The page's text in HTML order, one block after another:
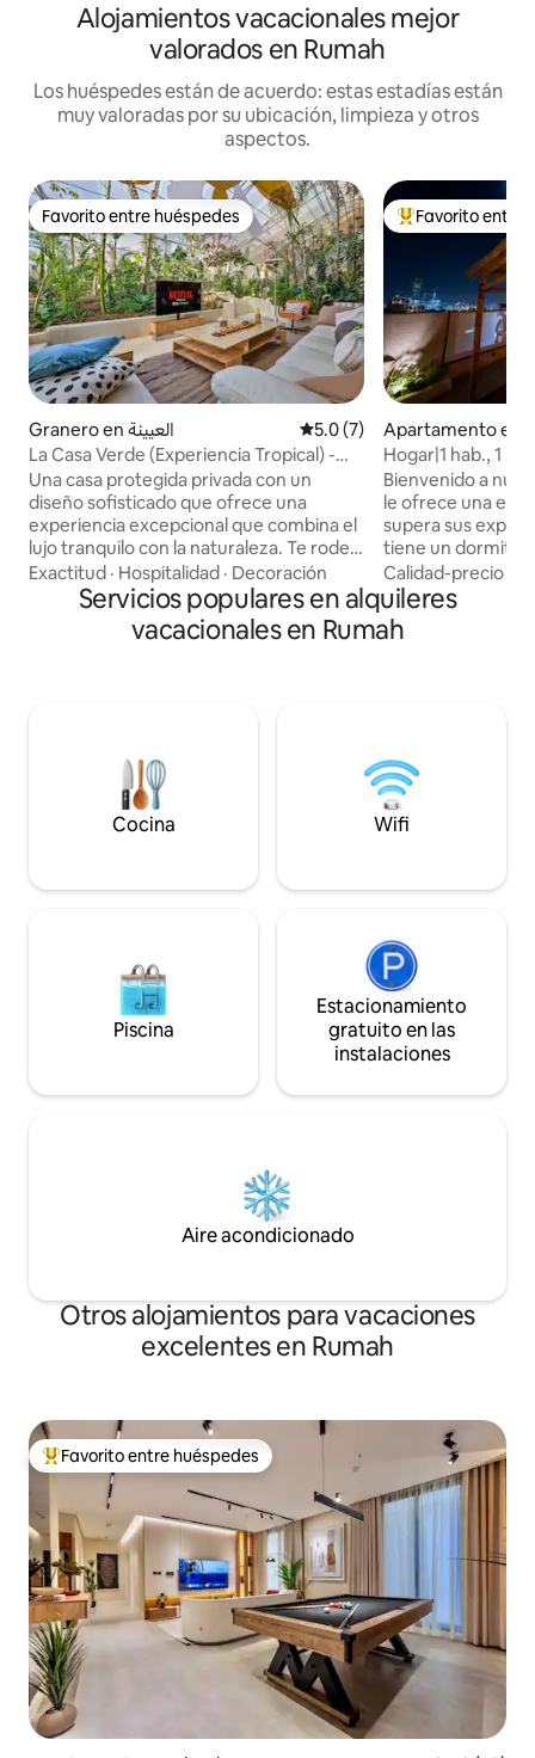
Alojamientos vacacionales mejor
valorados en Rumah
Los huéspedes están de acuerdo: estas estadías están
muy valoradas por su ubicación, limpieza y otros
aspectos.
Favorito entre huéspedes
Favorito entre huéspedes
Granero en العيينة Calificación promedio: 5.0
5.0 (7)
La Casa Verde (Experiencia Tropical) -
Burttle Wadi Hanifa
Una casa protegida privada con un
diseño sofisticado que ofrece una
experiencia excepcional que combina el
lujo tranquilo con la naturaleza. Te rodea
la vegetación en un espacio
cuidadosamente diseñado, donde la
iluminación suave se combina con
asientos cómodos para proporcionar un
ciudad. Ya sea que la visita sea para
relajarse o para pasar tiempo de calidad
en un ambiente elegante, esta casa
huéspedes que buscan una experiencia
Exactitud · Hospitalidad · Decoración
Favorito entre
Favorito entre
Apartamento en
Hogar|1 hab., 1
terraza y más
Bienvenido a
le ofrece una
supera sus
tiene un
mejores
separado con
pantalla
disfrutar (Netflix,
reuniones con
apartamento
estancias cortas y
restaurantes.
Calidad-precio
Servicios populares en alquileres
vacacionales en Rumah
Cocina Wifi
Piscina
Estacionamiento
gratuito en las
instalaciones
Aire acondicionado
Otros alojamientos para vacaciones
excelentes en Rumah
Favorito entre huéspedes preferido
Favorito entre huéspedes